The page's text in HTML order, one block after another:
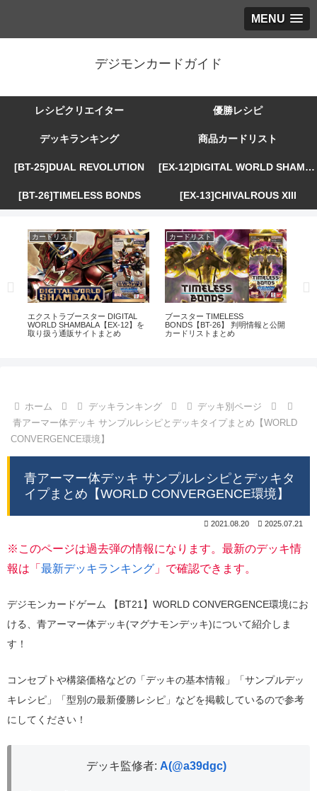
MENU
デジモンカードガイド
レシピクリエイター 優勝レシピ
デッキランキング 商品カードリスト
[BT-25]DUAL REVOLUTION [EX-12]DIGITAL WORLD SHAMBALA
[BT-26]TIMELESS BONDS [EX-13]CHIVALROUS XIII
カードリスト
エクストラブースター DIGITAL
WORLD SHAMBALA【EX-12】を
取り扱う通販サイトまとめ
カードリスト
ブースター TIMELESS
BONDS【BT-26】 判明情報と公開
カードリストまとめ
ホーム デッキランキング
デッキ別ページ
青アーマー体デッキ サンプルレシピとデッキタイプまとめ【WORLD
CONVERGENCE環境】
青アーマー体デッキ サンプルレシピとデッキタ
イプまとめ【WORLD CONVERGENCE環境】
2021.08.20 2025.07.21
※このページは過去弾の情報になります。最新のデッキ情
報は「 最新デッキランキング 」で確認できます。
デジモンカードゲーム 【BT21】WORLD CONVERGENCE環境にお
ける、青アーマー体デッキ(マグナモンデッキ)について紹介しま
す！
コンセプトや構築価格などの「デッキの基本情報」「サンプルデッ
キレシピ」「型別の最新優勝レシピ」などを掲載しているので参考
にしてください！
デッキ監修者: A(@a39dgc)